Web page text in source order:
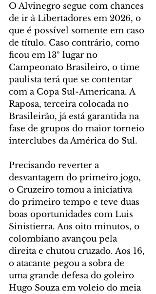
O Alvinegro segue com chances
de ir à Libertadores em 2026, o
que é possível somente em caso
de título. Caso contrário, como
ficou em 13º lugar no
Campeonato Brasileiro, o time
paulista terá que se contentar
com a Copa Sul-Americana. A
Raposa, terceira colocada no
Brasileirão, já está garantida na
fase de grupos do maior torneio
interclubes da América do Sul.
Precisando reverter a
desvantagem do primeiro jogo,
o Cruzeiro tomou a iniciativa
do primeiro tempo e teve duas
boas oportunidades com Luis
Sinistierra. Aos oito minutos, o
colombiano avançou pela
direita e chutou cruzado. Aos 16,
o atacante pegou a sobra de
uma grande defesa do goleiro
Hugo Souza em voleio do meia